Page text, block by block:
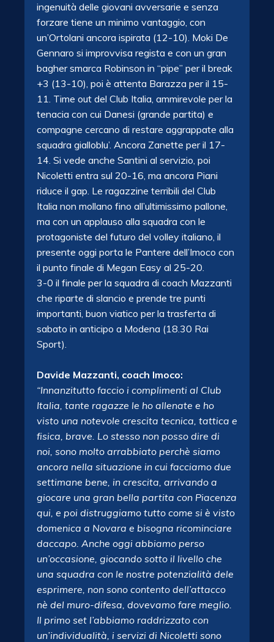
ingenuità delle giovani avversarie e senza
forzare tiene un minimo vantaggio, con
un’Ortolani ancora ispirata (12-10). Moki De
Gennaro si improvvisa regista e con un gran
bagher smarca Robinson in “pipe” per il break
+3 (13-10), poi è attenta Barazza per il 15-
11. Time out del Club Italia, ammirevole per la
tenacia con cui Danesi (grande partita) e
compagne cercano di restare aggrappate alla
squadra gialloblu’. Ancora Zanette per il 17-
14. Si vede anche Santini al servizio, poi
Nicoletti entra sul 20-16, ma ancora Piani
riduce il gap. Le ragazzine terribili del Club
Italia non mollano fino all’ultimissimo pallone,
ma con un applauso alla squadra con le
protagoniste del futuro del volley italiano, il
presente oggi porta le Pantere dell’Imoco con
il punto finale di Megan Easy al 25-20.
3-0 il finale per la squadra di coach Mazzanti
che riparte di slancio e prende tre punti
importanti, buon viatico per la trasferta di
sabato in anticipo a Modena (18.30 Rai
Sport).
Davide Mazzanti, coach Imoco:
“Innanzitutto faccio i complimenti al Club
Italia, tante ragazze le ho allenate e ho
visto una notevole crescita tecnica, tattica e
fisica, brave. Lo stesso non posso dire di
noi, sono molto arrabbiato perchè siamo
ancora nella situazione in cui facciamo due
settimane bene, in crescita, arrivando a
giocare una gran bella partita con Piacenza
qui, e poi distruggiamo tutto come si è visto
domenica a Novara e bisogna ricominciare
daccapo. Anche oggi abbiamo perso
un’occasione, giocando sotto il livello che
una squadra con le nostre potenzialità dele
esprimere, non sono contento dell’attacco
nè del muro-difesa, dovevamo fare meglio.
Il primo set l’abbiamo raddrizzato con
un’individualità, i servizi di Nicoletti sono